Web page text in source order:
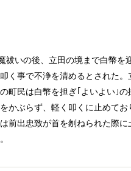
いの後、立田の境まで白幣を
く事で不浄を清めるとされた。
町民は白幣を担ぎ｢よいよい｣の
かぶらず、軽く叩くに止めてお
前出忠致が首を刎ねられた際に